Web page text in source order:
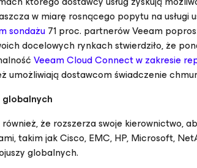
w miarę rosnącego popytu na usługi
sondażu71 proc. partnerów Veeam
docelowych rynkach stwierdziło, że
Veeam Cloud Connect w zakresie
umożliwiają dostawcom świadczenie
globalnych
że rozszerza swoje kierownictwo,
takim jak Cisco, EMC, HP, Microsoft,
globalnych.